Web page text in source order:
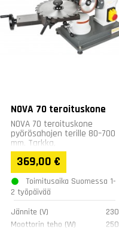
NOVA 70 teroituskone
NOVA 70 teroituskone
pyörösahojen terille 80–700
mm. Tarkka,
helppokäyttöinen ja
ammatti- sekä
teollisuuskäyttöön sopiva
kone...
369,00 €
Toimitusaika Suomessa 1-
2 työpäivää
Jännite (V)
230
Moottorin teho (W)
250